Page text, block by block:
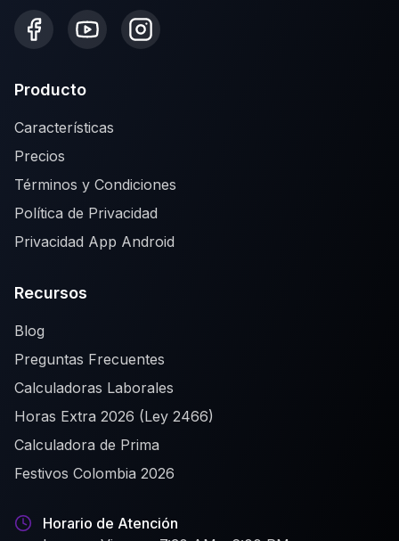
Producto
Características
Precios
Términos y Condiciones
Política de Privacidad
Privacidad App Android
Recursos
Blog
Preguntas Frecuentes
Calculadoras Laborales
Horas Extra 2026 (Ley 2466)
Calculadora de Prima
Festivos Colombia 2026
Horario de Atención